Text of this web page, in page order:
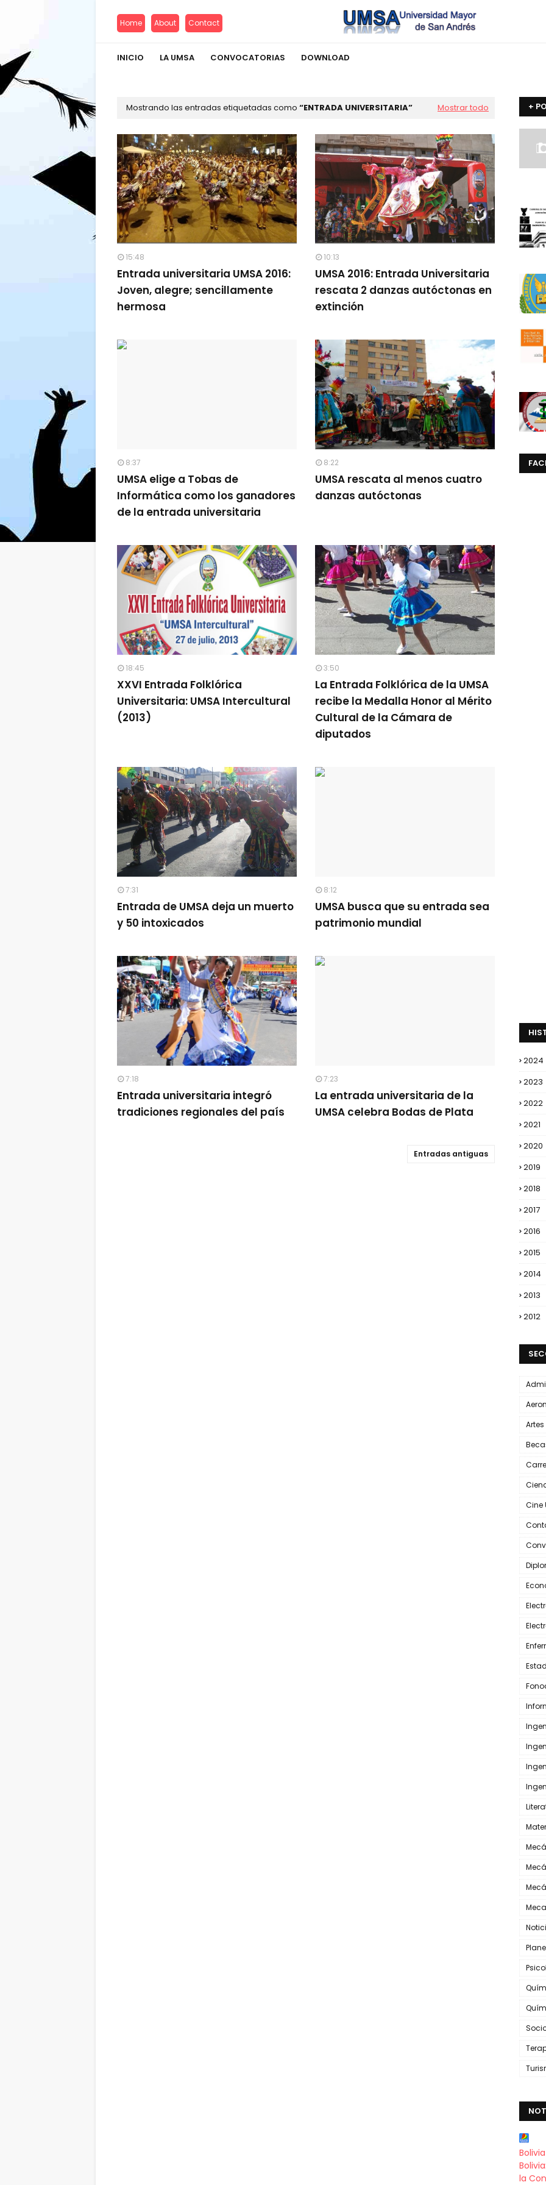
Home About Contact
INICIO LA UMSA CONVOCATORIAS DOWNLOAD
Mostrando las entradas etiquetadas como ENTRADA UNIVERSITARIA Mostrar todo
15:48
Entrada universitaria UMSA 2016:
Joven, alegre; sencillamente
hermosa
10:13
UMSA 2016: Entrada Universitaria
rescata 2 danzas autóctonas en
extinción
8:37
UMSA elige a Tobas de
Informática como los ganadores
de la entrada universitaria
8:22
UMSA rescata al menos cuatro
danzas autóctonas
18:45
XXVI Entrada Folklórica
Universitaria: UMSA Intercultural
(2013)
3:50
La Entrada Folklórica de la UMSA
recibe la Medalla Honor al Mérito
Cultural de la Cámara de
diputados
7:31
Entrada de UMSA deja un muerto
y 50 intoxicados
8:12
UMSA busca que su entrada sea
patrimonio mundial
7:18
Entrada universitaria integró
tradiciones regionales del país
7:23
La entrada universitaria de la
UMSA celebra Bodas de Plata
Entradas antiguas
+
2024
2023
2022
2021
2020
2019
2018
2017
2016
2015
2014
2013
2012
Cine
la